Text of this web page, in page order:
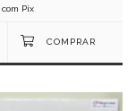
com Pix